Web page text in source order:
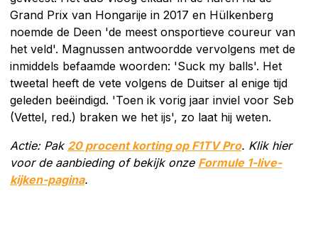
Grand Prix van Hongarije in 2017 en Hülkenberg
noemde de Deen 'de meest onsportieve coureur van
het veld'. Magnussen antwoordde vervolgens met de
inmiddels befaamde woorden: 'Suck my balls'. Het
tweetal heeft de vete volgens de Duitser al enige tijd
geleden beëindigd. 'Toen ik vorig jaar inviel voor Seb
(Vettel, red.) braken we het ijs', zo laat hij weten.
Actie: Pak 20 procent korting op F1TV Pro. Klik hier
voor de aanbieding of bekijk onze Formule 1-live-
kijken-pagina.